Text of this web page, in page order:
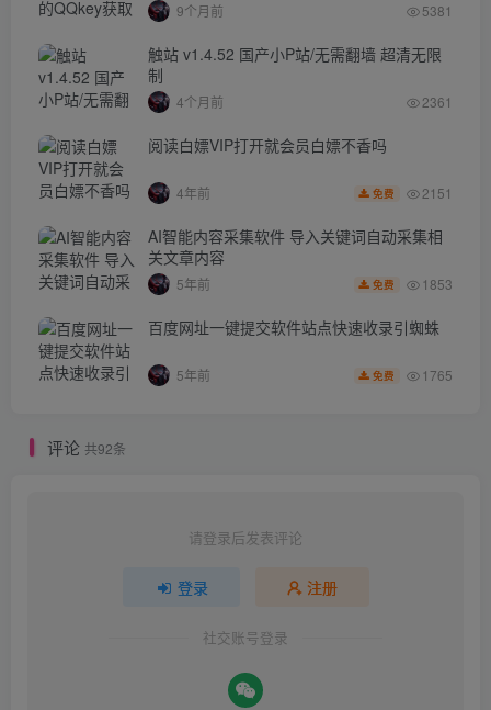
9个月前 5381
触站 v1.4.52 国产小P站/无需翻墙 超清无限
制
4个月前 2361
阅读白嫖VIP打开就会员白嫖不香吗
4年前 免费 2151
AI智能内容采集软件 导入关键词自动采集相
关文章内容
5年前 免费 1853
百度网址一键提交软件站点快速收录引蜘蛛
5年前 免费 1765
评论 共92条
请登录后发表评论
登录 注册
社交账号登录